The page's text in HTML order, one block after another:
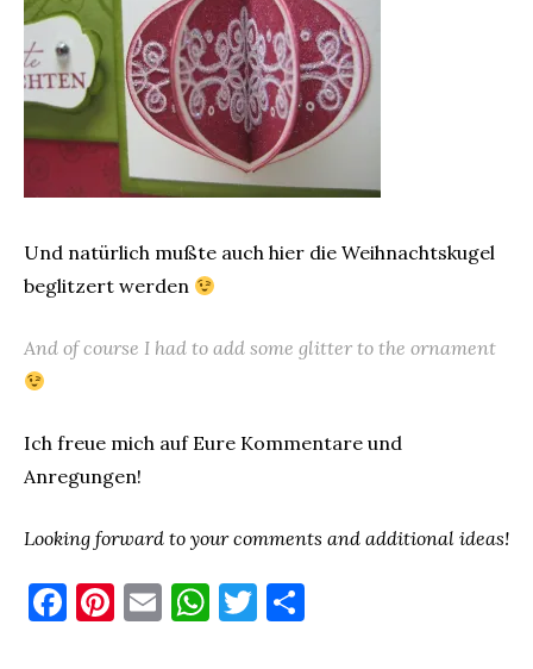
Und natürlich mußte auch hier die Weihnachtskugel
beglitzert werden
And of course I had to add some glitter to the ornament
Ich freue mich auf Eure Kommentare und
Anregungen!
Looking forward to your comments and additional ideas!
F Pi E W T